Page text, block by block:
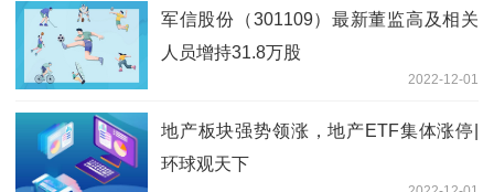
军信股份（301109）最新董监高及相关
人员增持31.8万股
2022-12-01
地产板块强势领涨，地产ETF集体涨停|
环球观天下